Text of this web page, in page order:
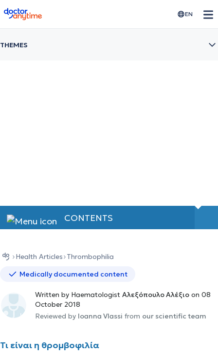
doctoranytime EN
THEMES
CONTENTS
Health Αrticles Thrombophilia
Medically documented content
Written by Haematologist Αλεξόπουλο Αλέξιο on 08
October 2018
Reviewed by Ioanna Vlassi from our scientific team
Τι είναι η θρομβοφιλία